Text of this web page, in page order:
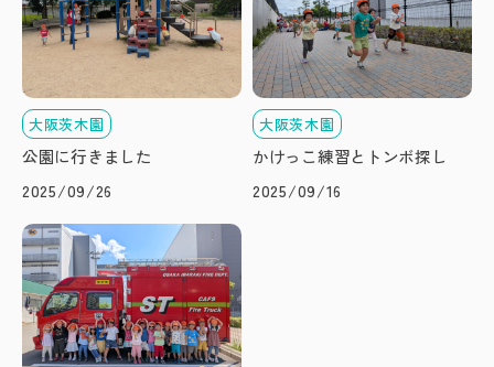
大阪茨木園
公園に行きました
2025/09/26
大阪茨木園
かけっこ練習とトンボ探し
2025/09/16